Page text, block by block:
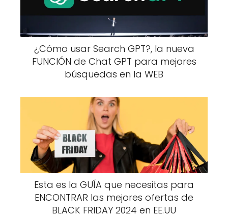
¿Cómo usar Search GPT?, la nueva
FUNCIÓN de Chat GPT para mejores
búsquedas en la WEB
Esta es la GUÍA que necesitas para
ENCONTRAR las mejores ofertas de
BLACK FRIDAY 2024 en EE.UU